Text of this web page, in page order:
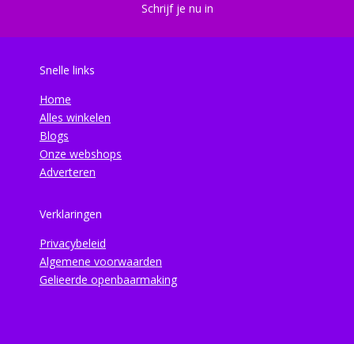
Schrijf je nu in
Snelle links
Home
Alles winkelen
Blogs
Onze webshops
Adverteren
Verklaringen
Privacybeleid
Algemene voorwaarden
Gelieerde openbaarmaking